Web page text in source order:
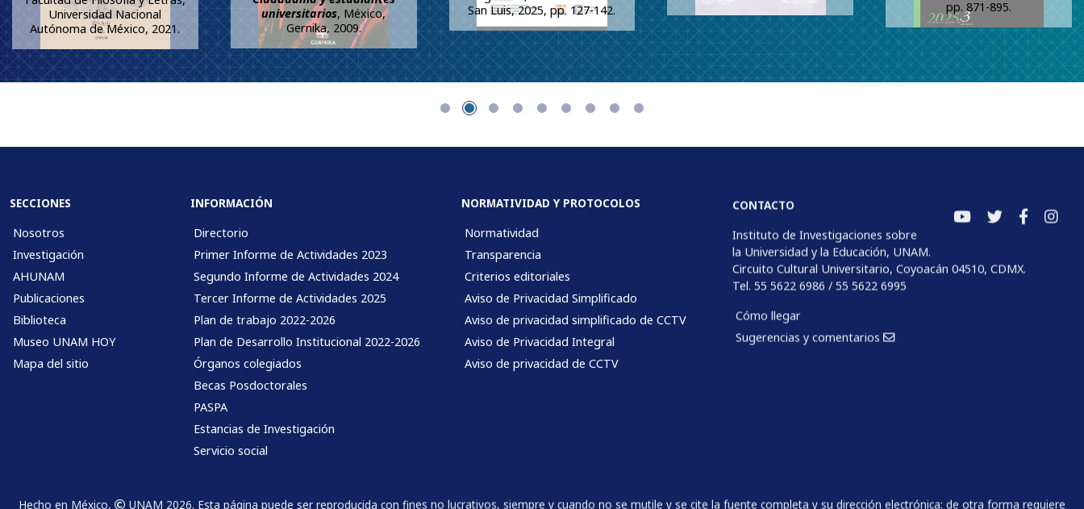
Universidad Nacional
Autónoma de México, 2021.
universitarios, México,
Gernika, 2009.
San Luis, 2025, pp. 127-142.
pp. 871-895.
SECCIONES
Nosotros
Investigación
AHUNAM
Publicaciones
Biblioteca
Museo UNAM HOY
Mapa del sitio
INFORMACIÓN
Directorio
Primer Informe de Actividades 2023
Segundo Informe de Actividades 2024
Tercer Informe de Actividades 2025
Plan de trabajo 2022-2026
Plan de Desarrollo Institucional 2022-2026
Órganos colegiados
Becas Posdoctorales
PASPA
Estancias de Investigación
Servicio social
NORMATIVIDAD Y PROTOCOLOS
Normatividad
Transparencia
Criterios editoriales
Aviso de Privacidad Simplificado
Aviso de privacidad simplificado de CCTV
Aviso de Privacidad Integral
Aviso de privacidad de CCTV
CONTACTO
Instituto de Investigaciones sobre
la Universidad y la Educación, UNAM.
Circuito Cultural Universitario, Coyoacán 04510, CDMX.
Tel. 55 5622 6986 / 55 5622 6995
Cómo llegar
Sugerencias y comentarios
Hecho en México, UNAM 2026. Esta página puede ser reproducida con fines no lucrativos, siempre y cuando no se mutile y se cite la fuente completa y su dirección electrónica; de otra forma requiere